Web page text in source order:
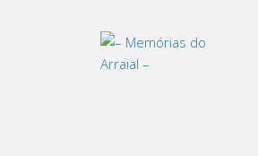
Tag: